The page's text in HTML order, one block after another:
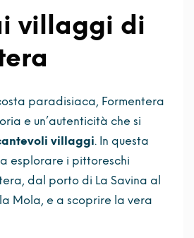
villaggi di
paradisiaca, Formentera
e un’autenticità che si
villaggi. In questa
esplorare i pittoreschi
dal porto di La Savina al
Mola, e a scoprire la vera